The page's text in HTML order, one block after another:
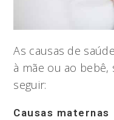
As causas de
à mãe ou ao bebê,
seguir:
Causas maternas